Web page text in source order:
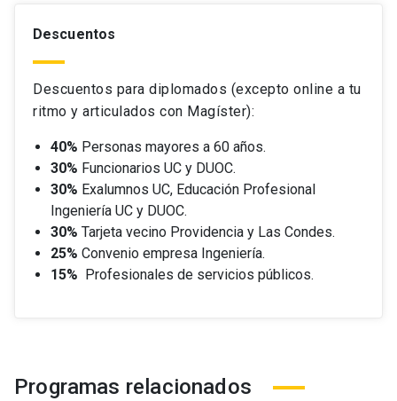
Descuentos
Descuentos para diplomados (excepto online a tu
ritmo y articulados con Magíster):
40% Personas mayores a 60 años.
30% Funcionarios UC y DUOC.
30% Exalumnos UC, Educación Profesional
Ingeniería UC y DUOC.
30% Tarjeta vecino Providencia y Las Condes.
25% Convenio empresa Ingeniería.
15% Profesionales de servicios públicos.
Programas relacionados